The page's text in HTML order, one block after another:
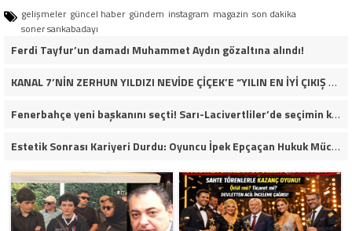
gelişmeler güncel haber gündem instagram magazin son dakika
soner sarıkabadayı
Ferdi Tayfur’un damadı Muhammet Aydın gözaltına alındı!
KANAL 7’NİN ZERHUN YILDIZI NEVİDE ÇİÇEK’E “YILIN EN İYİ ÇIKIŞ YAPAN KADIN OYUNCUSU” ÖDÜLÜ!
Fenerbahçe yeni başkanını seçti! Sarı-Lacivertliler’de seçimin kazananı Aziz Yıldırım oldu
Estetik Sonrası Kariyeri Durdu: Oyuncu İpek Epçaçan Hukuk Mücadelesi Veriyor